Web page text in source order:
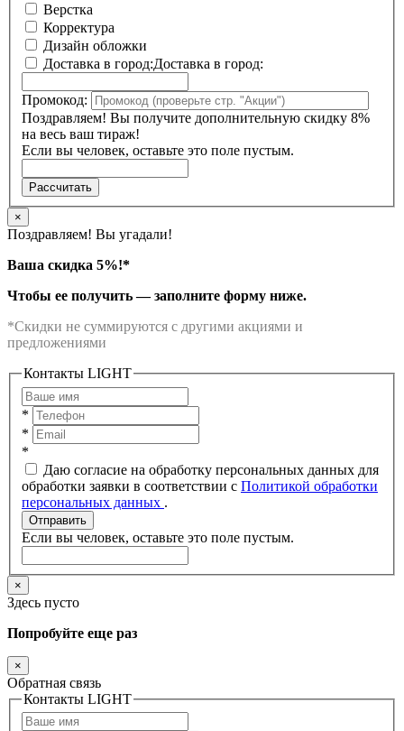
Верстка
Корректура
Дизайн обложки
Доставка в город:Доставка в город:
Промокод:
Поздравляем! Вы получите дополнительную скидку 8%
на весь ваш тираж!
Если вы человек, оставьте это поле пустым.
Рассчитать
×
Поздравляем! Вы угадали!
Ваша скидка 5%!*
Чтобы ее получить — заполните форму ниже.
*Скидки не суммируются с другими акциями и
предложениями
Контакты LIGHT
*
*
*
Даю согласие на обработку персональных данных для
обработки заявки в соответствии с Политикой обработки
персональных данных .
Отправить
Если вы человек, оставьте это поле пустым.
×
Здесь пусто
Попробуйте еще раз
×
Обратная связь
Контакты LIGHT